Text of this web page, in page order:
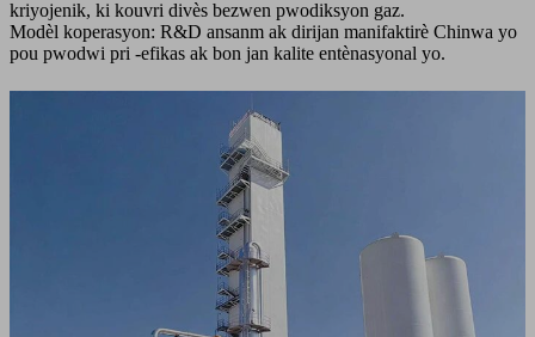
kriyojenik, ki kouvri divès bezwen pwodiksyon gaz.
Modèl koperasyon: R&D ansanm ak dirijan manifaktirè Chinwa yo
pou pwodwi pri -efikas ak bon jan kalite entènasyonal yo.